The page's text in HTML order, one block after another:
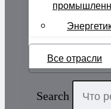
Все отрасли
Search